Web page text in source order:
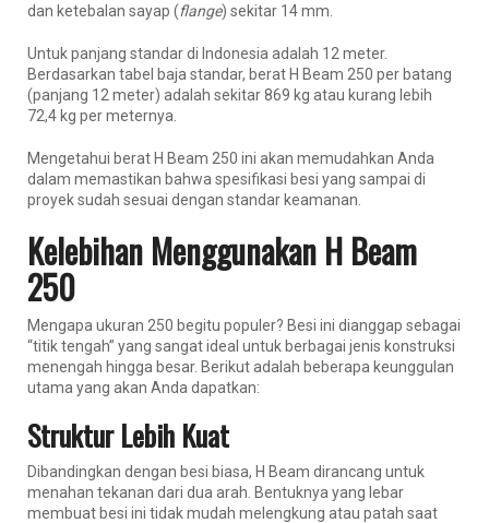
dan ketebalan sayap (flange) sekitar 14 mm.
Untuk panjang standar di Indonesia adalah 12 meter.
Berdasarkan tabel baja standar, berat H Beam 250 per batang
(panjang 12 meter) adalah sekitar 869 kg atau kurang lebih
72,4 kg per meternya.
Mengetahui berat H Beam 250 ini akan memudahkan Anda
dalam memastikan bahwa spesifikasi besi yang sampai di
proyek sudah sesuai dengan standar keamanan.
Kelebihan Menggunakan H Beam
250
Mengapa ukuran 250 begitu populer? Besi ini dianggap sebagai
“titik tengah” yang sangat ideal untuk berbagai jenis konstruksi
menengah hingga besar. Berikut adalah beberapa keunggulan
utama yang akan Anda dapatkan:
Struktur Lebih Kuat
Dibandingkan dengan besi biasa, H Beam dirancang untuk
menahan tekanan dari dua arah. Bentuknya yang lebar
membuat besi ini tidak mudah melengkung atau patah saat